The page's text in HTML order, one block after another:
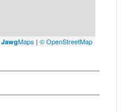
JawgMaps | © OpenStreetMap